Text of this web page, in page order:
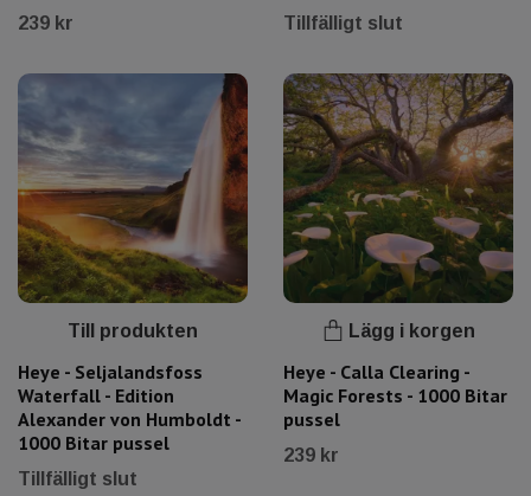
239 kr Tillfälligt slut
Till produkten
Heye - Seljalandsfoss
Waterfall - Edition
Alexander von Humboldt -
1000 Bitar pussel
Tillfälligt slut
Lägg i korgen
Heye - Calla Clearing -
Magic Forests - 1000 Bitar
pussel
239 kr